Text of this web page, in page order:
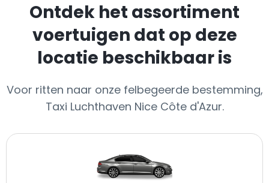
Ontdek het assortiment
voertuigen dat op deze
locatie beschikbaar is
Voor ritten naar onze felbegeerde bestemming,
Taxi Luchthaven Nice Côte d'Azur.